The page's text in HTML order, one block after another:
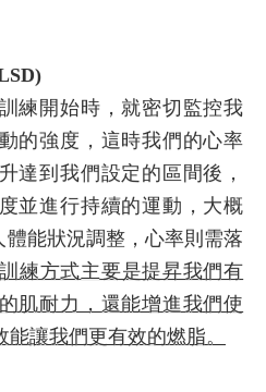
)
練開始時，就密切監控我
的強度，這時我們的心率
達到我們設定的區間後，
並進行持續的運動，大概
體能狀況調整，心率則需落
練方式主要是提昇我們有
肌耐力，還能增進我們使
讓我們更有效的燃脂。